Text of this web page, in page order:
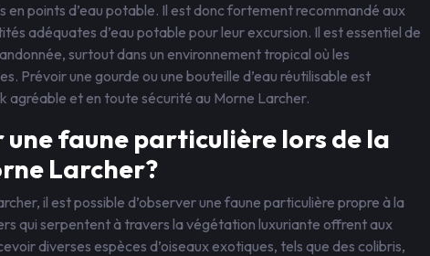
en points d’eau potable. Il est donc fortement recommandé aux
adéquates d’eau potable pour leur excursion. Il est essentiel de
surtout dans un environnement tropical où les
Prévoir une gourde ou une bouteille d’eau réutilisable est
agréable et en toute sécurité au Morne Larcher.
faune particulière lors de la
Larcher?
il est possible d’observer une faune particulière propre à la
qui serpentent à travers la végétation luxuriante offrent aux
diverses espèces d’oiseaux exotiques, tels que des colibris,